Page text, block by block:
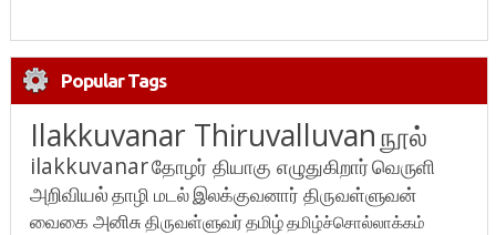
Popular Tags
Ilakkuvanar Thiruvalluvanநூல்
ilakkuvanarதோழர் தியாகு எழுதுகிறார்வெருளி
அறிவியல்தாழி மடல்இலக்குவனார் திருவள்ளுவன்
வைகை அனிசுதிருவள்ளுவர்தமிழ்தமிழ்ச்சொல்லாக்கம்